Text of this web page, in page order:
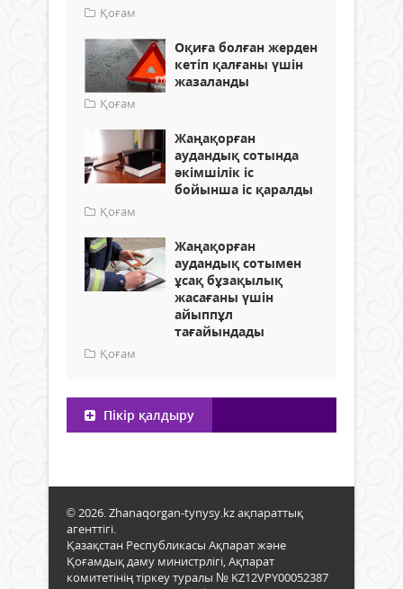
Қоғам
Оқиға болған жерден
кетіп қалғаны үшін
жазаланды
Қоғам
Жаңақорған
аудандық сотында
әкімшілік іс
бойынша іс қаралды
Қоғам
Жаңақорған
аудандық сотымен
ұсақ бұзақылық
жасағаны үшін
айыппұл
тағайындады
Қоғам
Пікір қалдыру
© 2026. Zhanaqorgan-tynysy.kz ақпараттық
агенттігі.
Қазақстан Республикасы Ақпарат және
Қоғамдық даму министрлігі, Ақпарат
комитетінің тіркеу туралы № KZ12VPY00052387